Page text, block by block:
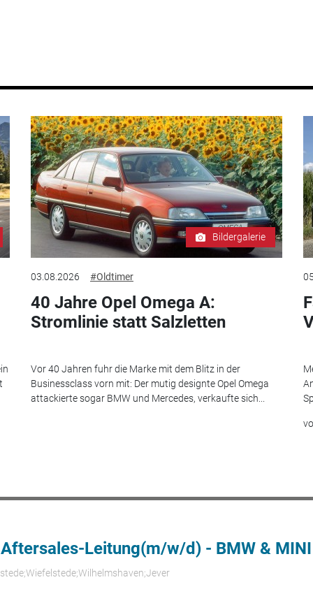
Bildergalerie
03.08.2026 #Oldtimer
40 Jahre Opel Omega A:
Stromlinie statt Salzletten
Vor 40 Jahren fuhr die Marke mit dem Blitz in der
Businessclass vorn mit: Der mutig designte Opel Omega
attackierte sogar BMW und Mercedes, verkaufte sich...
Leitung(m/w/d) - BMW & MINI